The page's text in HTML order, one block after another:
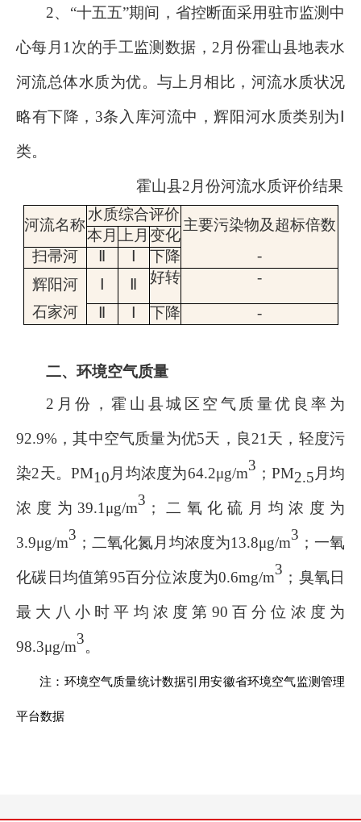
2、 “十五五”期间， 省控断面采用驻市监测中
心每月 1 次的手工监测数据， 2 月份霍山县地表水
河流总体水质为优。与上月相比， 河流水质状况
略有下降 ， 3条入库河流中，辉阳河水质类别 为Ⅰ
类。
霍山县2 月份河流水质评价结果
河流名称
水质综合评价
主要污染物及超标倍数
本月 上月 变化
扫帚河
Ⅱ Ⅰ 下降
-
辉阳河
Ⅰ Ⅱ 好转 -
石家河 Ⅱ Ⅰ 下降 -
二、环境空气质量
2 月份，霍山县城区空气质量优良率为
92.9% ，其中空气质量为优5天， 良21 天 ， 轻度污
染2天。 PM10 月均浓度为64.2μg/m3 ； PM2.5 月均
浓度为 39.1 μg/m3 ；二氧化硫月均浓度为
3.9μg/m3 ；二氧化氮月均浓度为13.8μg/m3 ；一氧
化碳日均值第95百分位浓度为0.6mg/m3 ；臭氧日
最大八小时平均浓度第 90 百分位浓度为
98.3μg/m3。
注：环境空气质量统计数据引用安徽省环境空气监测管理
平台数据